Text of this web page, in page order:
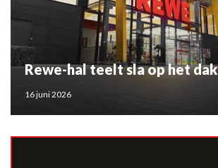
Rewe-hal teelt sla op het dak
16 juni 2026